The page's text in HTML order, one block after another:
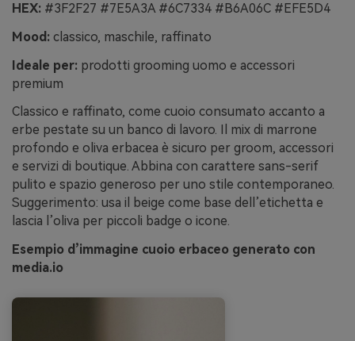
HEX: #3F2F27 #7E5A3A #6C7334 #B6A06C #EFE5D4
Mood: classico, maschile, raffinato
Ideale per: prodotti grooming uomo e accessori
premium
Classico e raffinato, come cuoio consumato accanto a
erbe pestate su un banco di lavoro. Il mix di marrone
profondo e oliva erbacea è sicuro per groom, accessori
e servizi di boutique. Abbina con carattere sans-serif
pulito e spazio generoso per uno stile contemporaneo.
Suggerimento: usa il beige come base dell’etichetta e
lascia l’oliva per piccoli badge o icone.
Esempio d’immagine cuoio erbaceo generato con
media.io